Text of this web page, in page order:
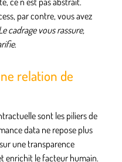
par contre, vous avez
cadrage vous rassure,
.
relation de
sont les piliers de
data ne repose plus
une transparence
enrichit le facteur humain.